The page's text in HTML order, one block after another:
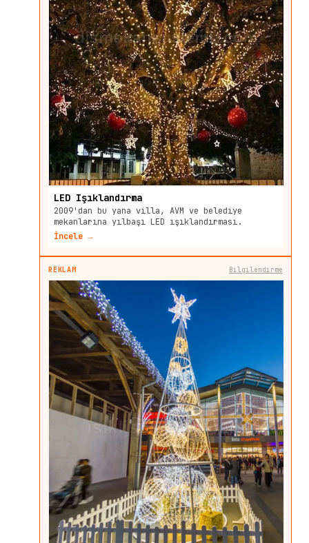
LED Işıklandırma
2009'dan bu yana villa, AVM ve belediye
mekanlarına yılbaşı LED ışıklandırması.
İncele →
REKLAM Bilgilendirme